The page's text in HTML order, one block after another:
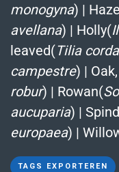
monogyna) |
avellana) | Holly(
leaved(Tilia
campestre) |
robur) | Rowan(
aucuparia) |
europaea) |
TAGS EXPORTEREN